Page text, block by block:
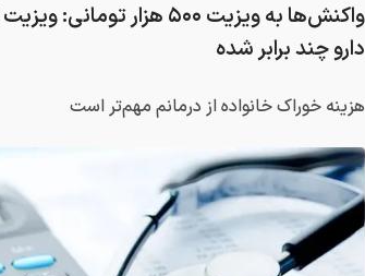
واکنش‌ها به ویزیت ۵۰۰
دارو چند برابر شده
هزینه خوراک خانواده از درمانم مهم‌تر است